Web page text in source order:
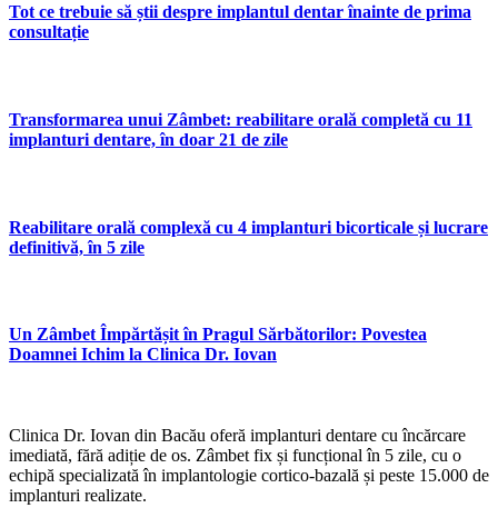
Tot ce trebuie să știi despre implantul dentar înainte de prima
consultație
Transformarea unui Zâmbet: reabilitare orală completă cu 11
implanturi dentare, în doar 21 de zile
Reabilitare orală complexă cu 4 implanturi bicorticale și lucrare
definitivă, în 5 zile
Un Zâmbet Împărtășit în Pragul Sărbătorilor: Povestea
Doamnei Ichim la Clinica Dr. Iovan
Clinica Dr. Iovan din Bacău oferă implanturi dentare cu încărcare
imediată, fără adiție de os. Zâmbet fix și funcțional în 5 zile, cu o
echipă specializată în implantologie cortico-bazală și peste 15.000 de
implanturi realizate.